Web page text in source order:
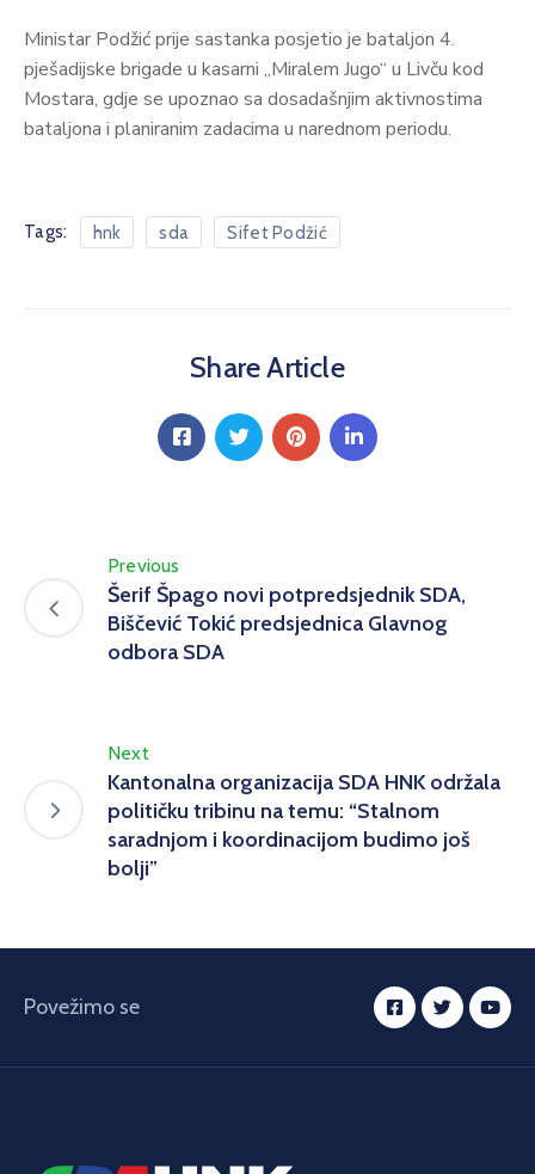
Ministar Podžić prije sastanka posjetio je bataljon 4.
pješadijske brigade u kasarni „Miralem Jugo“ u Livču kod
Mostara, gdje se upoznao sa dosadašnjim aktivnostima
bataljona i planiranim zadacima u narednom periodu.
Tags: hnk sda Sifet Podžić
Share Article
Previous
Šerif Špago novi potpredsjednik SDA,
Biščević Tokić predsjednica Glavnog
odbora SDA
Next
Kantonalna organizacija SDA HNK održala
političku tribinu na temu: “Stalnom
saradnjom i koordinacijom budimo još
bolji”
Povežimo se